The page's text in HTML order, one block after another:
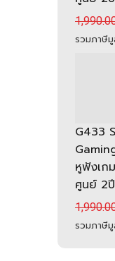
รวมภาษีมู
G433
หูฟังเก
ศูนย์ 2ปี
รวมภาษีมู